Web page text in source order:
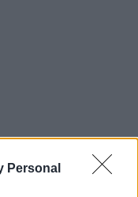
Personal